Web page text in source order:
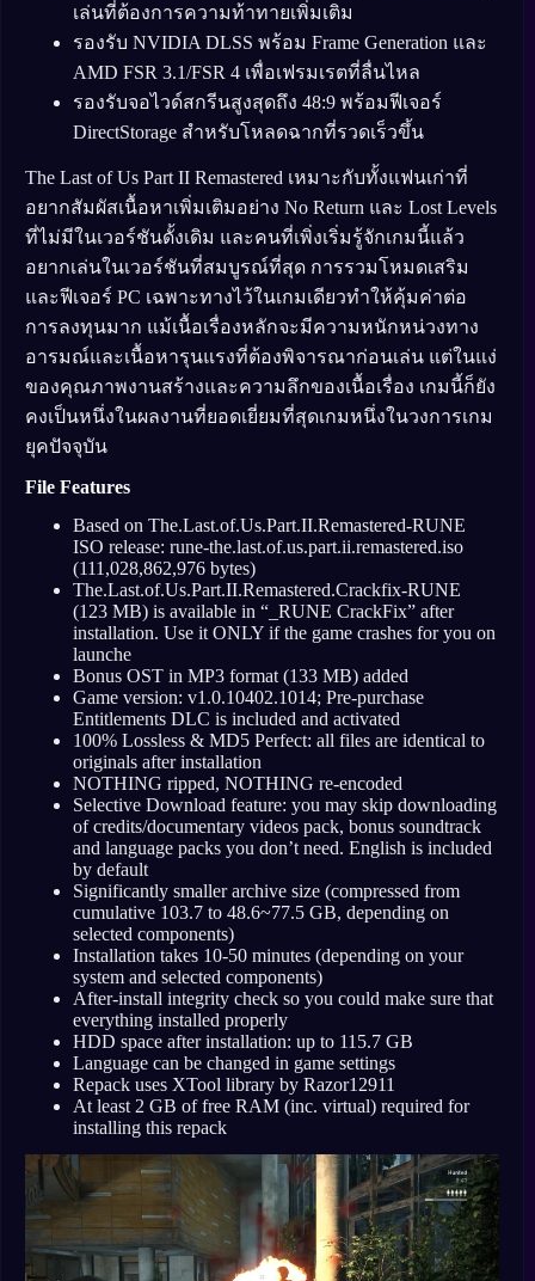
เล่นที่ต้องการความท้าทายเพิ่มเติม
รองรับ NVIDIA DLSS พร้อม Frame Generation และ
AMD FSR 3.1/FSR 4 เพื่อเฟรมเรตที่ลื่นไหล
รองรับจอไวด์สกรีนสูงสุดถึง 48:9 พร้อมฟีเจอร์
DirectStorage สำหรับโหลดฉากที่รวดเร็วขึ้น
The Last of Us Part II Remastered เหมาะกับทั้งแฟนเก่าที่
อยากสัมผัสเนื้อหาเพิ่มเติมอย่าง No Return และ Lost Levels
ที่ไม่มีในเวอร์ชันดั้งเดิม และคนที่เพิ่งเริ่มรู้จักเกมนี้แล้ว
อยากเล่นในเวอร์ชันที่สมบูรณ์ที่สุด การรวมโหมดเสริม
และฟีเจอร์ PC เฉพาะทางไว้ในเกมเดียวทำให้คุ้มค่าต่อ
การลงทุนมาก แม้เนื้อเรื่องหลักจะมีความหนักหน่วงทาง
อารมณ์และเนื้อหารุนแรงที่ต้องพิจารณาก่อนเล่น แต่ในแง่
ของคุณภาพงานสร้างและความลึกของเนื้อเรื่อง เกมนี้ก็ยัง
คงเป็นหนึ่งในผลงานที่ยอดเยี่ยมที่สุดเกมหนึ่งในวงการเกม
ยุคปัจจุบัน
File Features
Based on The.Last.of.Us.Part.II.Remastered-RUNE
ISO release: rune-the.last.of.us.part.ii.remastered.iso
(111,028,862,976 bytes)
The.Last.of.Us.Part.II.Remastered.Crackfix-RUNE
(123 MB) is available in “_RUNE CrackFix” after
installation. Use it ONLY if the game crashes for you on
launche
Bonus OST in MP3 format (133 MB) added
Game version: v1.0.10402.1014; Pre-purchase
Entitlements DLC is included and activated
100% Lossless & MD5 Perfect: all files are identical to
originals after installation
NOTHING ripped, NOTHING re-encoded
Selective Download feature: you may skip downloading
of credits/documentary videos pack, bonus soundtrack
and language packs you don’t need. English is included
by default
Significantly smaller archive size (compressed from
cumulative 103.7 to 48.6~77.5 GB, depending on
selected components)
Installation takes 10-50 minutes (depending on your
system and selected components)
After-install integrity check so you could make sure that
everything installed properly
HDD space after installation: up to 115.7 GB
Language can be changed in game settings
Repack uses XTool library by Razor12911
At least 2 GB of free RAM (inc. virtual) required for
installing this repack